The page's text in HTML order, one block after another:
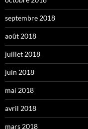
septembre 2018
août 2018
juillet 2018
juin 2018
mai 2018
avril 2018
mars 2018